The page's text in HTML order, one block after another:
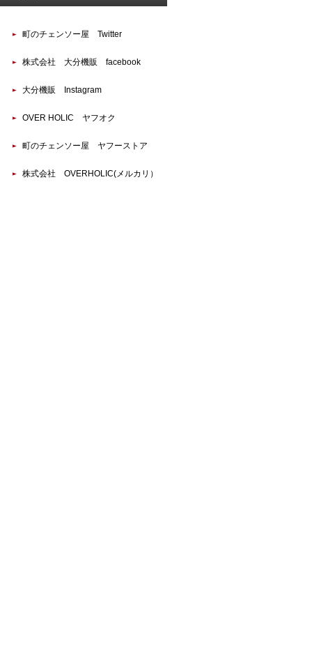
町のチェンソー屋 Twitter
株式会社 大分機販 facebook
大分機販 Instagram
OVER HOLIC ヤフオク
町のチェンソー屋 ヤフーストア
株式会社 OVERHOLIC(メルカリ）